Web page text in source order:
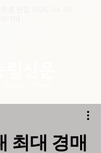
최대 경매